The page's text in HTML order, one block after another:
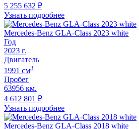
5 255 632 ₽
Узнать подробнее
Mercedes-Benz GLA-Class 2023 white
Год
2023 г.
Двигатель
1991 cм3
Пробег
63956 км.
4 612 801 ₽
Узнать подробнее
Mercedes-Benz GLA-Class 2018 white